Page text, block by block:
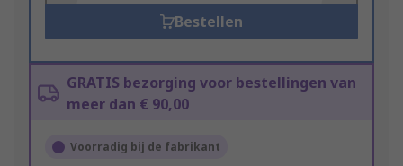
Bestellen
GRATIS bezorging voor bestellingen van
meer dan € 90,00
Voorradig bij de fabrikant